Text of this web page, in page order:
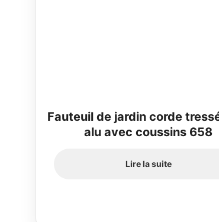
Fauteuil de jardin corde
alu avec coussins 658
Lire la suite